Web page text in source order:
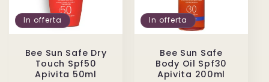
In offerta
Bee Sun Safe Dry
Touch Spf50
Apivita 50ml
In offerta
Bee Sun Safe
Body Oil Spf30
Apivita 200ml